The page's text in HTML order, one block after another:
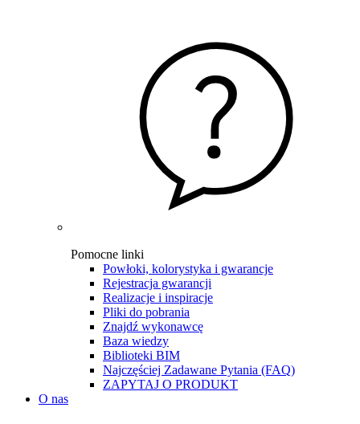
Pomocne linki
Powłoki, kolorystyka i gwarancje
Rejestracja gwarancji
Realizacje i inspiracje
Pliki do pobrania
Znajdź wykonawcę
Baza wiedzy
Biblioteki BIM
Najczęściej Zadawane Pytania (FAQ)
ZAPYTAJ O PRODUKT
O nas